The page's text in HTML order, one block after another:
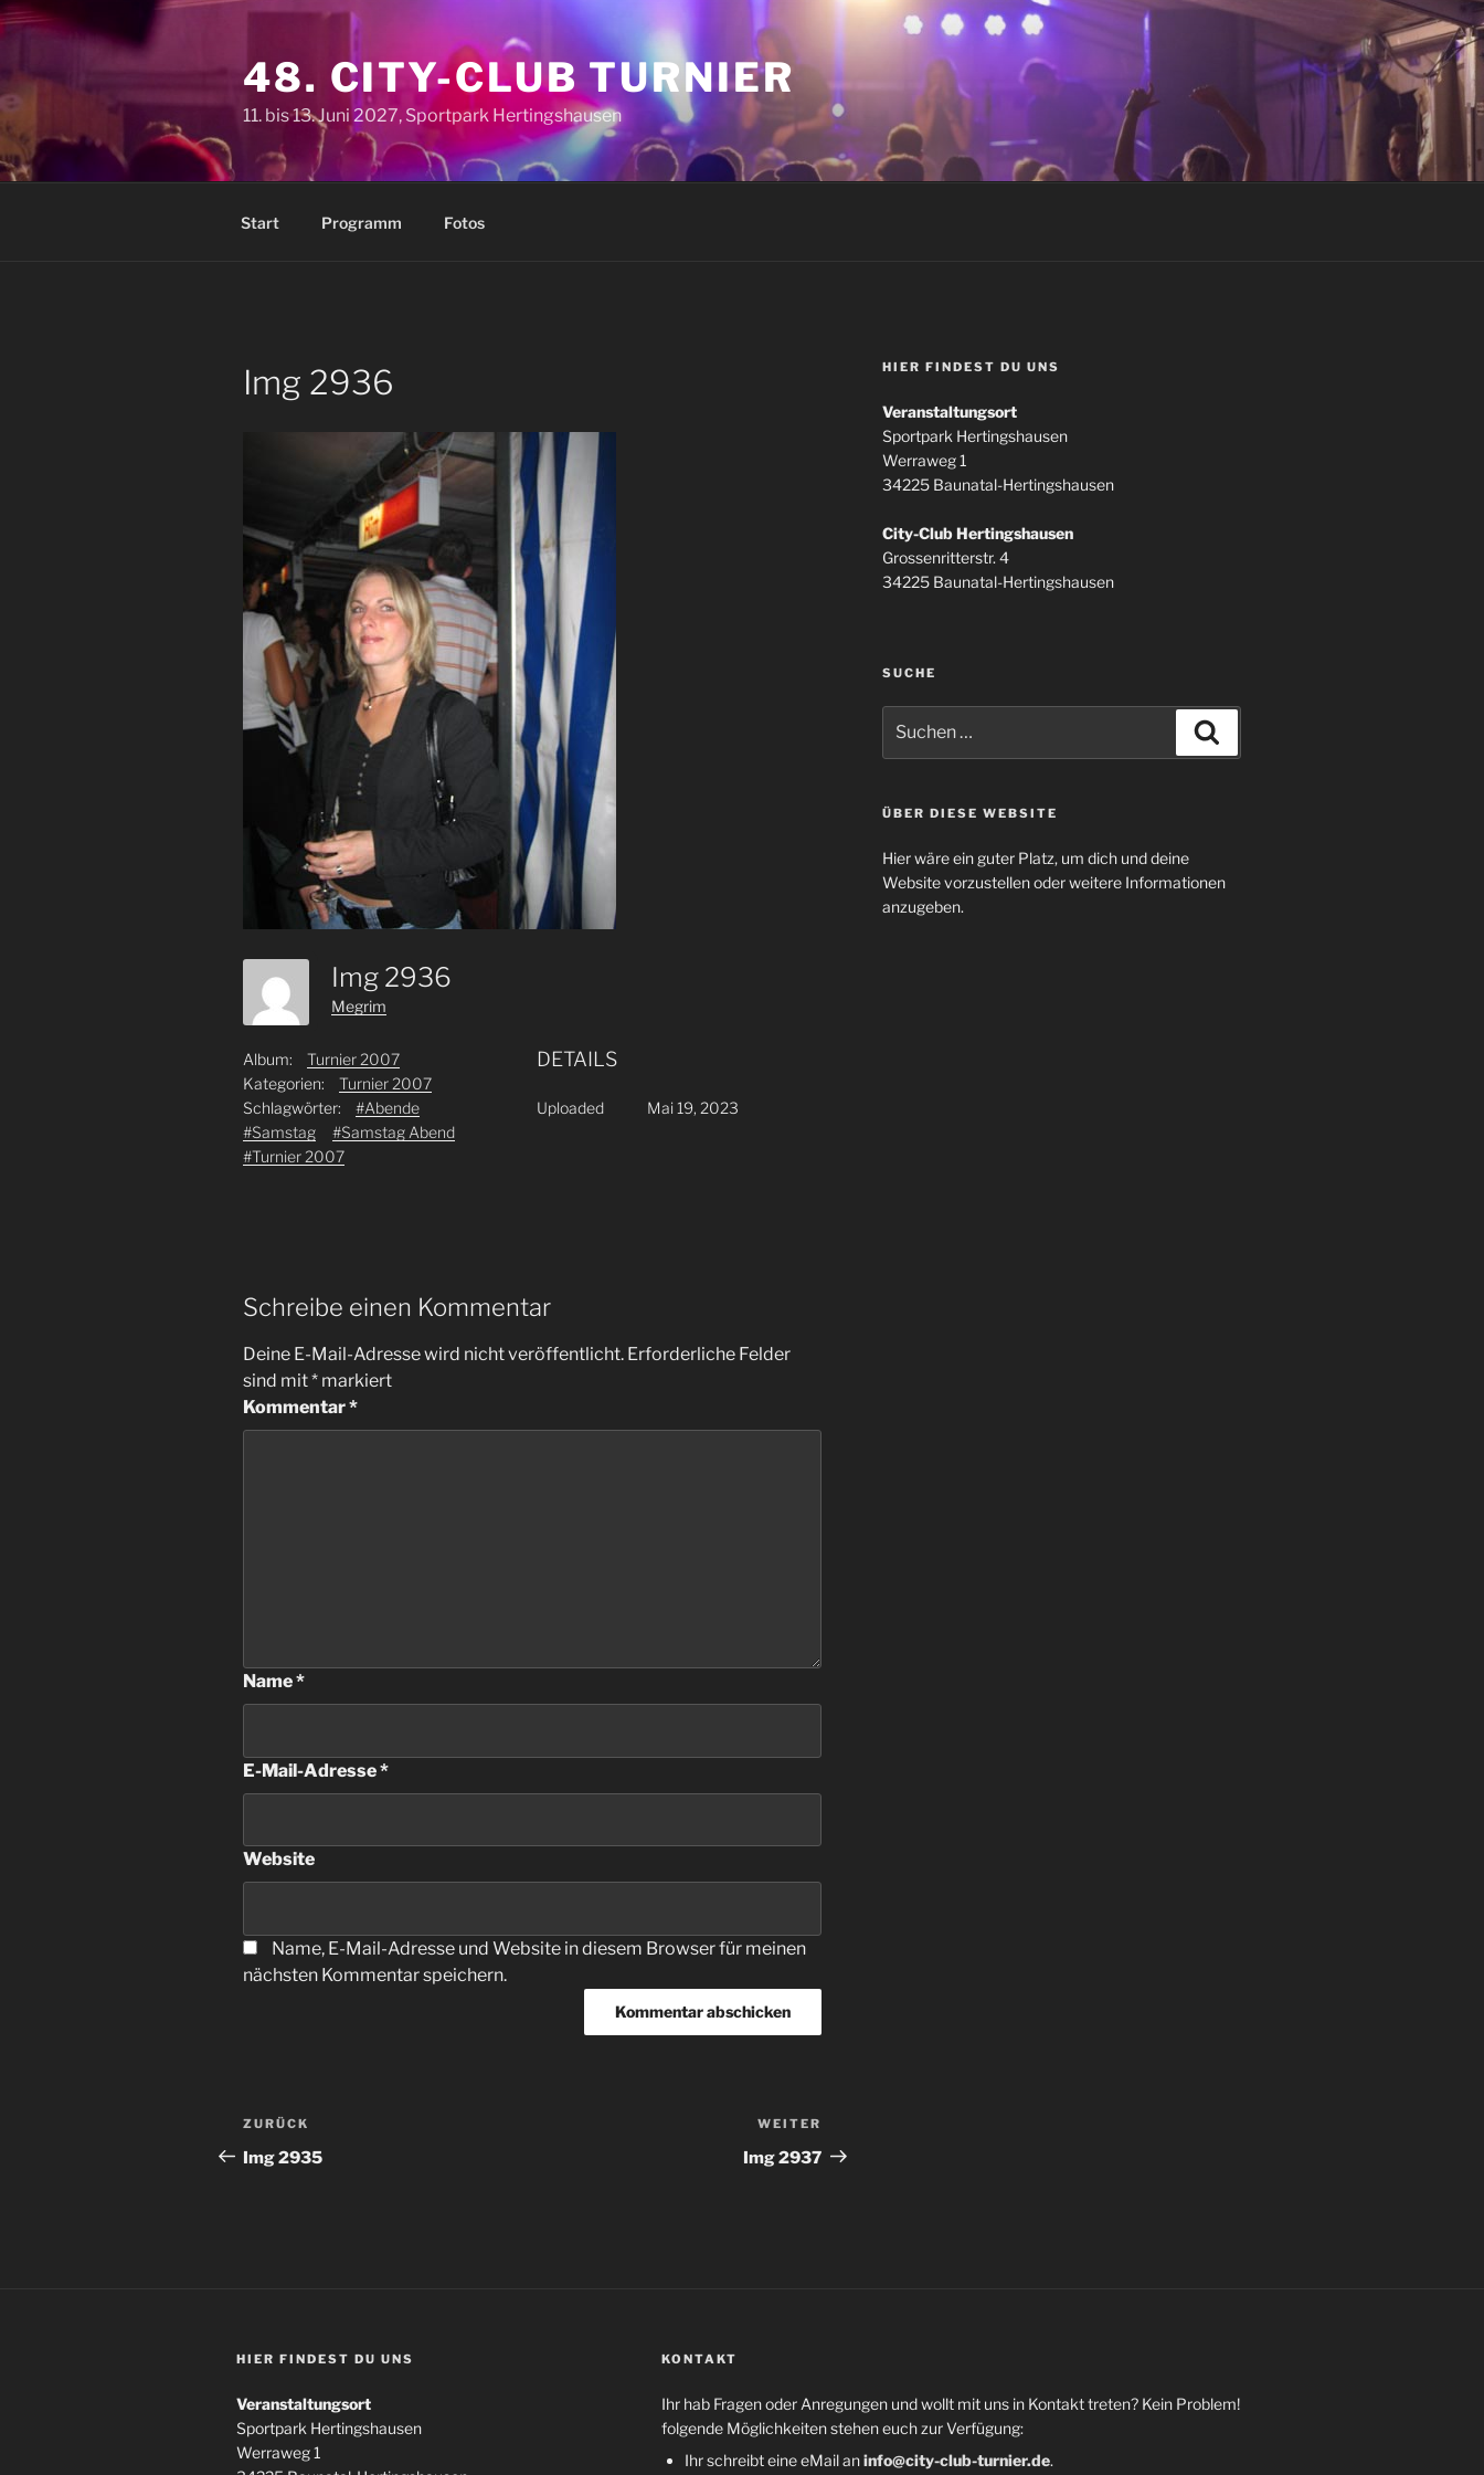
Zum
Inhalt
48. CITY-CLUB TURNIER
11. bis 13. Juni 2027, Sportpark Hertingshausen
Start Programm Fotos
Img 2936
Img 2936
Megrim
Album:
Turnier 2007
Kategorien:
Turnier 2007
Schlagwörter:
#Abende
#Samstag
#Samstag Abend
#Turnier 2007
DETAILS
Uploaded Mai 19, 2023
Schreibe einen Kommentar
Deine E-Mail-Adresse wird nicht veröffentlicht. Erforderliche Felder
sind mit* markiert
Kommentar*
Name*
E-Mail-Adresse*
Website
Name, E-Mail-Adresse und Website in diesem Browser für meinen
nächsten Kommentar speichern.
Beitragsnavigation
Vorheriger
Beitrag
ZURÜCK
Img 2935
Beitrag
WEITER
Img 2937
HIER FINDEST DU UNS
Veranstaltungsort
Sportpark Hertingshausen
Werraweg 1
34225 Baunatal-Hertingshausen
City-Club Hertingshausen
Grossenritterstr. 4
34225 Baunatal-Hertingshausen
SUCHE
nach:
ÜBER DIESE WEBSITE
Hier wäre ein guter Platz, um dich und deine
Website vorzustellen oder weitere Informationen
anzugeben.
HIER FINDEST DU UNS
Veranstaltungsort
Sportpark Hertingshausen
Werraweg 1
KONTAKT
Ihr hab Fragen oder Anregungen und wollt mit uns in Kontakt treten? Kein Problem!
folgende Möglichkeiten stehen euch zur Verfügung:
Ihr schreibt eine eMail aninfo@city-club-turnier.de.